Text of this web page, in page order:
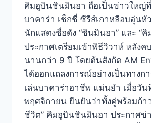
คิมอูบินชินมินอา ถือเป็นข่าวใหญ่
บาคาร่า เช็กชี่ ซีรีส์เกาหลีอบอุ่นหั
นักแสดงชื่อดัง “ชินมินอา” และ “คิ
ประกาศเตรียมเข้าพิธีวิวาห์ หลังค
นานกว่า 9 ปี โดยต้นสังกัด AM
ได้ออกแถลงการณ์อย่างเป็นทางก
เล่นบาคาร่าอาชีพ แม่นยำ เมื่อวัน
พฤศจิกายน ยืนยันว่าทั้งคู่พร้อมก้า
ชีวิต” คิมอูบินชินมินอา ประกาศข่